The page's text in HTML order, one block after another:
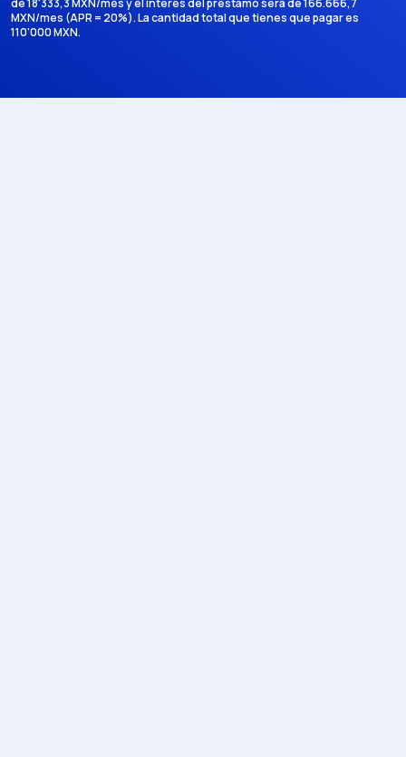
de 18'333,3 MXN/mes y el interés del préstamo será de 166.666,7
MXN/mes (APR = 20%). La cantidad total que tienes que pagar es
110'000 MXN.